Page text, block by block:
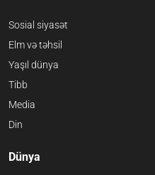
Sosial siyasət
Elm və təhsil
Yaşıl dünya
Tibb
Media
Din
Dünya